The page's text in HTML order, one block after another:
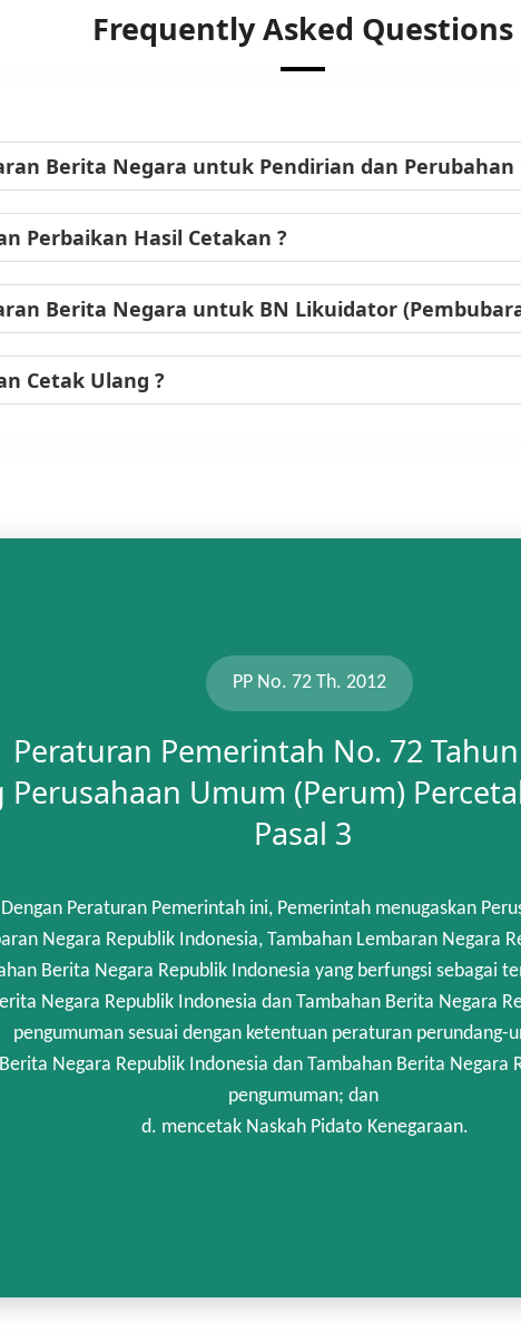
Frequently Asked Questions
Berita Negara untuk Pendirian dan Perubahan
Perbaikan Hasil Cetakan ?
Berita Negara untuk BN Likuidator
Cetak Ulang ?
PP No. 72 Th. 2012
Peraturan Pemerintah No. 72
Perusahaan Umum (Perum)
Pasal 3
Dengan Peraturan Pemerintah ini, Pemerintah menugaskan
Negara Republik Indonesia, Tambahan Lembaran Negara
Berita Negara Republik Indonesia yang berfungsi sebagai
Negara Republik Indonesia dan Tambahan Berita Negara
pengumuman sesuai dengan ketentuan peraturan perundang-
Negara Republik Indonesia dan Tambahan Berita Negara
pengumuman; dan
d. mencetak Naskah Pidato Kenegaraan.